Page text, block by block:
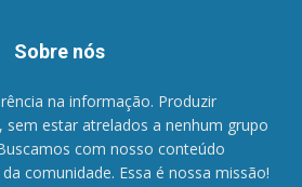
Sobre nós
na informação. Produzir
sem estar atrelados a nenhum grupo
com nosso conteúdo
comunidade. Essa é nossa missão!